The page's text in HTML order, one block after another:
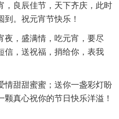
，良辰佳节，天下齐庆，此时
。祝元宵节快乐！
夜，盛满情，吃元宵，要尽
信，送祝福，捎给你，表我
情甜甜蜜蜜；送你一盏彩灯盼
真心祝你的节日快乐洋溢！